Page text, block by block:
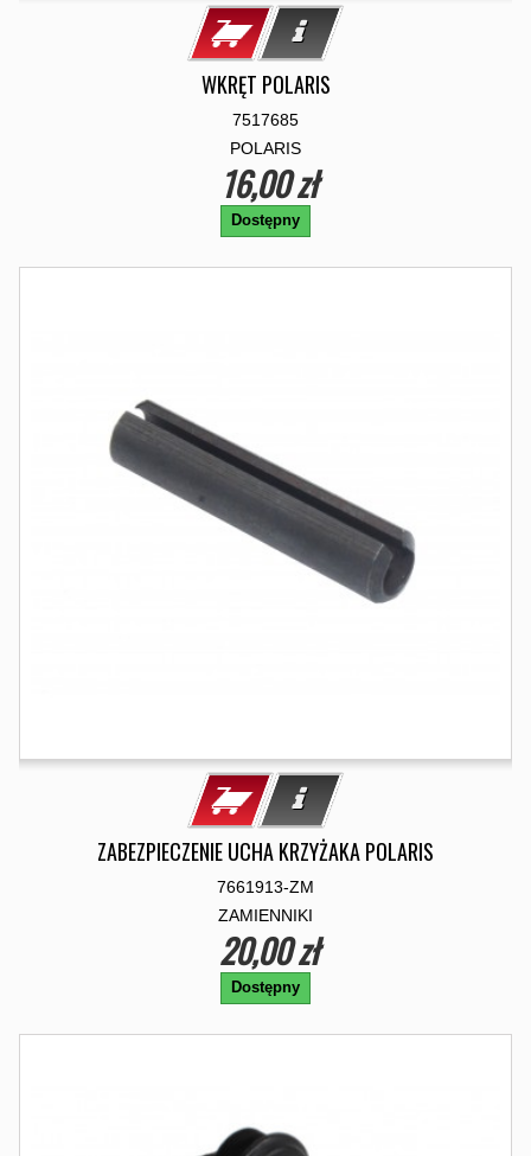
WKRĘT POLARIS
7517685
POLARIS
16,00 zł
Dostępny
ZABEZPIECZENIE UCHA KRZYŻAKA POLARIS
7661913-ZM
ZAMIENNIKI
20,00 zł
Dostępny